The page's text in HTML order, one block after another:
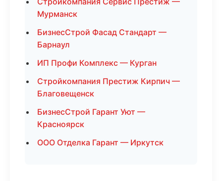
Мурманск
БизнесСтрой Фасад Стандарт —
Барнаул
ИП Профи Комплекс — Курган
Стройкомпания Престиж Кирпич —
Благовещенск
БизнесСтрой Гарант Уют —
Красноярск
ООО Отделка Гарант — Иркутск